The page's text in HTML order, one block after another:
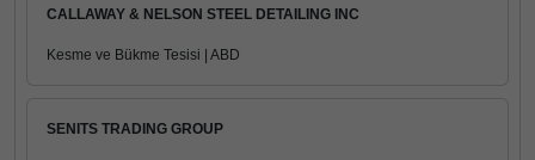
CALLAWAY & NELSON STEEL DETAILING INC
Kesme ve Bükme Tesisi | ABD
SENITS TRADING GROUP